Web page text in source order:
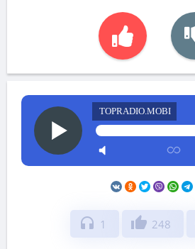
TOPRADIO.MOBI
headphones 1 thumb_up 248